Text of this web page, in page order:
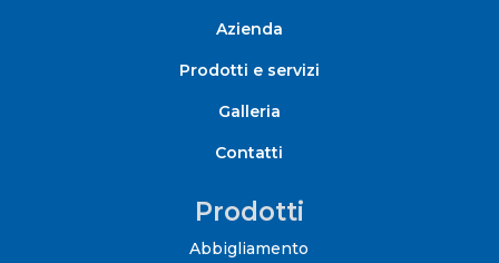
Azienda
Prodotti e servizi
Galleria
Contatti
Prodotti
Abbigliamento